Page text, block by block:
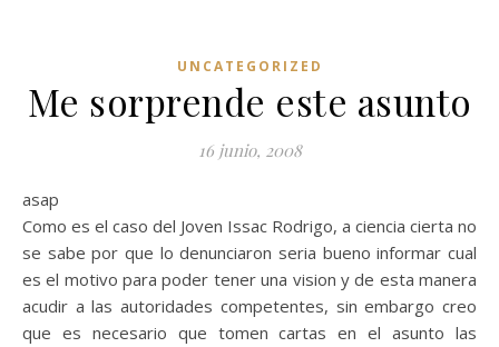
UNCATEGORIZED
Me sorprende este asunto
16 junio, 2008
asap
Como es el caso del Joven Issac Rodrigo, a ciencia cierta no
se sabe por que lo denunciaron seria bueno informar cual
es el motivo para poder tener una vision y de esta manera
acudir a las autoridades competentes, sin embargo creo
que es necesario que tomen cartas en el asunto las